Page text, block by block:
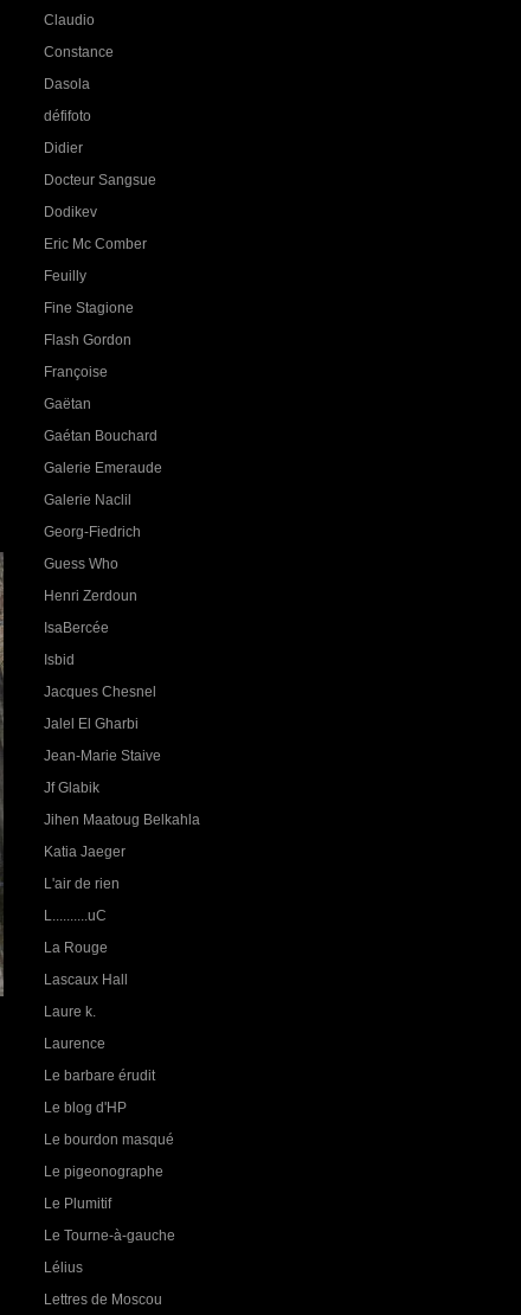
Claudio
Constance
Dasola
défifoto
Didier
Docteur Sangsue
Dodikev
Eric Mc Comber
Feuilly
Fine Stagione
Flash Gordon
Françoise
Gaëtan
Gaétan Bouchard
Galerie Emeraude
Galerie Naclil
Georg-Fiedrich
Guess Who
Henri Zerdoun
IsaBercée
Isbid
Jacques Chesnel
Jalel El Gharbi
Jean-Marie Staive
Jf Glabik
Jihen Maatoug Belkahla
Katia Jaeger
L'air de rien
L..........uC
La Rouge
Lascaux Hall
Laure k.
Laurence
Le barbare érudit
Le blog d'HP
Le bourdon masqué
Le pigeonographe
Le Plumitif
Le Tourne-à-gauche
Lélius
Lettres de Moscou